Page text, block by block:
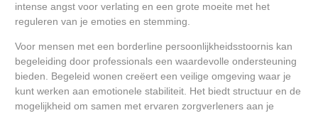
intense angst voor verlating en een grote moeite met het
reguleren van je emoties en stemming.
Voor mensen met een borderline persoonlijkheidsstoornis kan
begeleiding door professionals een waardevolle ondersteuning
bieden. Begeleid wonen creëert een veilige omgeving waar je
kunt werken aan emotionele stabiliteit. Het biedt structuur en de
mogelijkheid om samen met ervaren zorgverleners aan je